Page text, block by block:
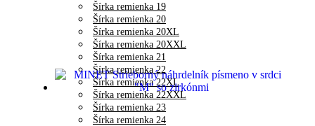
Šírka remienka 19
Šírka remienka 20
Šírka remienka 20XL
Šírka remienka 20XXL
Šírka remienka 21
Šírka remienka 22
Šírka remienka 22XL
Šírka remienka 22XXL
Šírka remienka 23
Šírka remienka 24